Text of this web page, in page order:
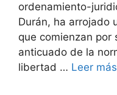
ordenamiento-
Durán, ha arrojado
que comienzan por
anticuado de la
libertad … Leer más